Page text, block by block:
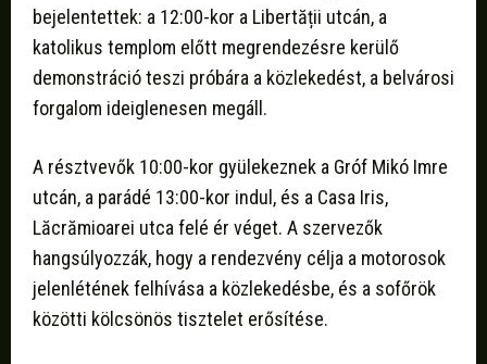
bejelentettek: a 12:00-kor a Libertății utcán, a
katolikus templom előtt megrendezésre kerülő
demonstráció teszi próbára a közlekedést, a belvárosi
forgalom ideiglenesen megáll.
A résztvevők 10:00-kor gyülekeznek a Gróf Mikó Imre
utcán, a parádé 13:00-kor indul, és a Casa Iris,
Lăcrămioarei utca felé ér véget. A szervezők
hangsúlyozzák, hogy a rendezvény célja a motorosok
jelenlétének felhívása a közlekedésbe, és a sofőrök
közötti kölcsönös tisztelet erősítése.